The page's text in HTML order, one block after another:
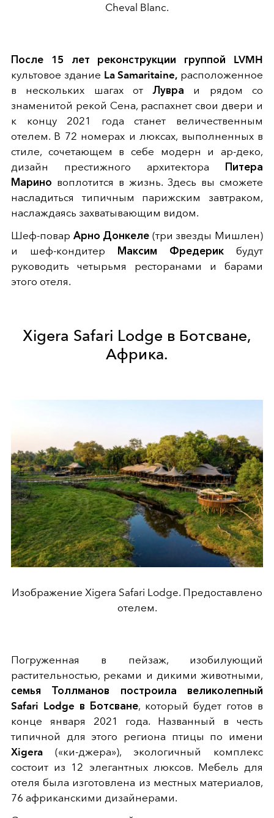
Cheval Blanc.
После 15 лет реконструкции группой LVMH
культовое здание La Samaritaine, расположенное
в нескольких шагах отЛувра и рядом со
знаменитой рекой Сена, распахнет свои двери и
к концу 2021 года станет величественным
отелем. В 72 номерах и люксах, выполненных в
стиле, сочетающем в себе модерн и ар-деко,
дизайн престижного архитектора Питера
Марино воплотится в жизнь. Здесь вы сможете
насладиться типичным парижским завтраком,
наслаждаясь захватывающим видом.
Шеф-повар Арно Донкеле (три звезды Мишлен)
и шеф-кондитер Максим Фредерик будут
руководить четырьмя ресторанами и барами
этого отеля.
Xigera Safari Lodge в Ботсване,
Африка.
Изображение Xigera Safari Lodge. Предоставлено
отелем.
Погруженная в пейзаж, изобилующий
растительностью, реками и дикими животными,
семья Толлманов построила великолепный
Safari Lodge в Ботсване, который будет готов в
конце января 2021 года. Названный в честь
типичной для этого региона птицы по имени
Xigera («ки-джера»), экологичный комплекс
состоит из 12 элегантных люксов. Мебель для
отеля была изготовлена из местных материалов,
76 африканскими дизайнерами.